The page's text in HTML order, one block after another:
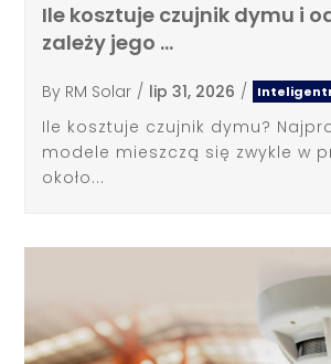
Ile kosztuje czujnik dymu i
zależy jego …
By RM Solar / lip 31, 2026 /
Ile kosztuje czujnik dymu?
modele mieszczą się zwykle w
około...